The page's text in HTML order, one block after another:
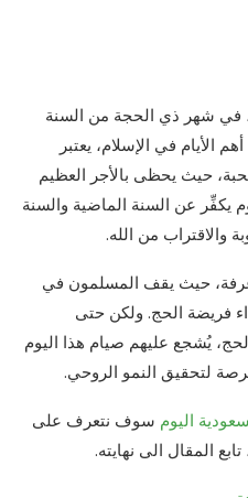
في شهر ذي الحجة من السنة
الأيام في الإسلام، يعتبر
حيث يحظى بالأجر العظيم
يكفِّر عن السنة الماضية والسنة
والاقتراب من الله.
حيث يقف المسلمون في
فريضة الحج. ولكن حتى
يُشجع عليهم صيام هذا اليوم
لتحقيق النمو الروحي.
اليوم سوف نتعرف على
المقال الى نهايته.